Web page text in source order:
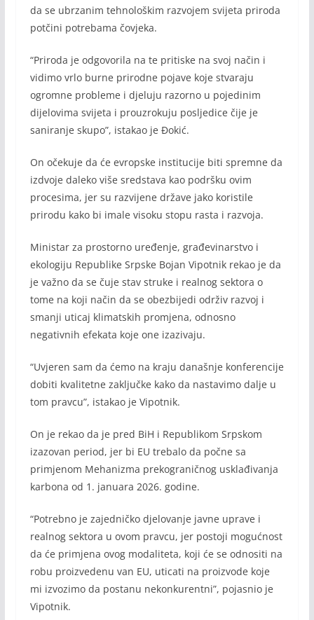
da se ubrzanim tehnološkim razvojem svijeta priroda
potčini potrebama čovjeka.
“Priroda je odgovorila na te pritiske na svoj način i
vidimo vrlo burne prirodne pojave koje stvaraju
ogromne probleme i djeluju razorno u pojedinim
dijelovima svijeta i prouzrokuju posljedice čije je
saniranje skupo”, istakao je Đokić.
On očekuje da će evropske institucije biti spremne da
izdvoje daleko više sredstava kao podršku ovim
procesima, jer su razvijene države jako koristile
prirodu kako bi imale visoku stopu rasta i razvoja.
Ministar za prostorno uređenje, građevinarstvo i
ekologiju Republike Srpske Bojan Vipotnik rekao je da
je važno da se čuje stav struke i realnog sektora o
tome na koji način da se obezbijedi održiv razvoj i
smanji uticaj klimatskih promjena, odnosno
negativnih efekata koje one izazivaju.
“Uvjeren sam da ćemo na kraju današnje konferencije
dobiti kvalitetne zaključke kako da nastavimo dalje u
tom pravcu”, istakao je Vipotnik.
On je rekao da je pred BiH i Republikom Srpskom
izazovan period, jer bi EU trebalo da počne sa
primjenom Mehanizma prekograničnog usklađivanja
karbona od 1. januara 2026. godine.
“Potrebno je zajedničko djelovanje javne uprave i
realnog sektora u ovom pravcu, jer postoji mogućnost
da će primjena ovog modaliteta, koji će se odnositi na
robu proizvedenu van EU, uticati na proizvode koje
mi izvozimo da postanu nekonkurentni”, pojasnio je
Vipotnik.